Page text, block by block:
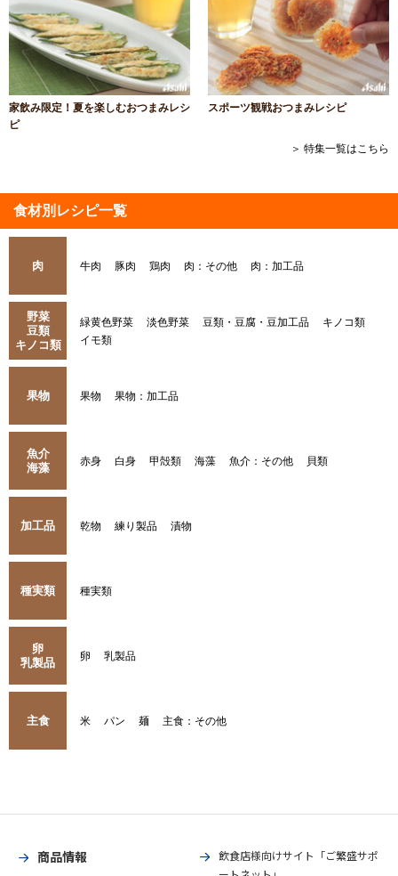
家飲み限定！夏を楽しむおつまみレシ
ピ
スポーツ観戦おつまみレシピ
＞ 特集一覧はこちら
食材別レシピ一覧
肉 牛肉 豚肉 鶏肉 肉：その他 肉：加工品
野菜
豆類
キノコ類
緑黄色野菜 淡色野菜 豆類・豆腐・豆加工品
キノコ類
イモ類
果物 果物 果物：加工品
魚介
海藻
赤身 白身 甲殻類 海藻 魚介：その他 貝類
加工品 乾物 練り製品 漬物
種実類 種実類
卵
乳製品
卵 乳製品
主食 米 パン 麺 主食：その他
商品情報
飲食店様向けサイト「ご繁盛サポ